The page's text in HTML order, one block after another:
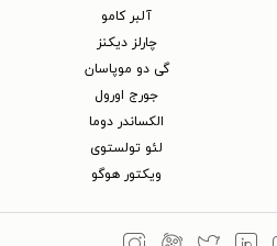
آلبر کامو
چارلز دیکنز
گی دو موپاسان
جورج اورول
الکساندر دوما
لئو تولستوی
ویکتور هوگو